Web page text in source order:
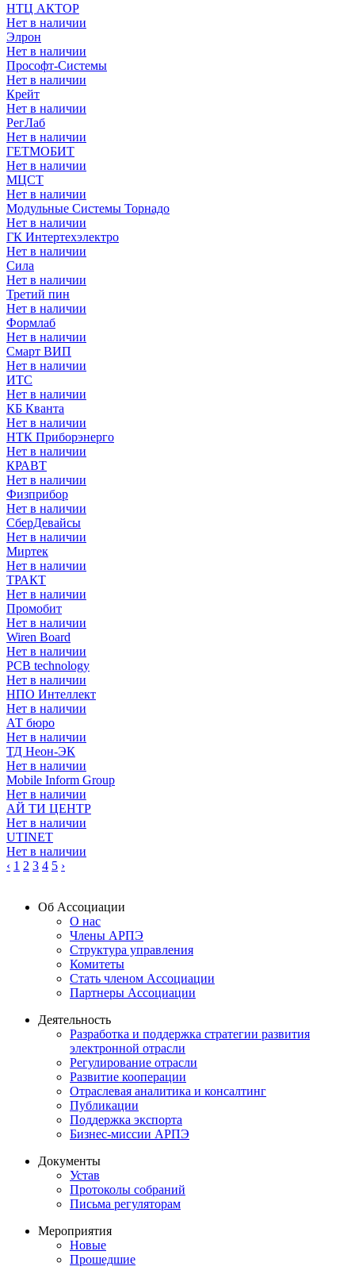
НТЦ АКТОР
Нет в наличии
Элрон
Нет в наличии
Прософт-Системы
Нет в наличии
Крейт
Нет в наличии
РегЛаб
Нет в наличии
ГЕТМОБИТ
Нет в наличии
МЦСТ
Нет в наличии
Модульные Системы Торнадо
Нет в наличии
ГК Интертехэлектро
Нет в наличии
Сила
Нет в наличии
Третий пин
Нет в наличии
Формлаб
Нет в наличии
Смарт ВИП
Нет в наличии
ИТС
Нет в наличии
КБ Кванта
Нет в наличии
НТК Приборэнерго
Нет в наличии
КРАВТ
Нет в наличии
Физприбор
Нет в наличии
СберДевайсы
Нет в наличии
Миртек
Нет в наличии
ТРАКТ
Нет в наличии
Промобит
Нет в наличии
Wiren Board
Нет в наличии
PCB technology
Нет в наличии
НПО Интеллект
Нет в наличии
АТ бюро
Нет в наличии
ТД Неон-ЭК
Нет в наличии
Mobile Inform Group
Нет в наличии
АЙ ТИ ЦЕНТР
Нет в наличии
UTINET
Нет в наличии
‹ 1 2 3 4 5 ›
Об Ассоциации
О нас
Члены АРПЭ
Структура управления
Комитеты
Стать членом Ассоциации
Партнеры Ассоциации
Деятельность
Разработка и поддержка стратегии развития
электронной отрасли
Регулирование отрасли
Развитие кооперации
Отраслевая аналитика и консалтинг
Публикации
Поддержка экспорта
Бизнес-миссии АРПЭ
Документы
Устав
Протоколы собраний
Письма регуляторам
Мероприятия
Новые
Прошедшие